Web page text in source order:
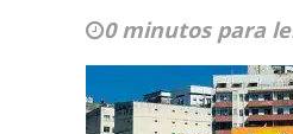
0 minutos para